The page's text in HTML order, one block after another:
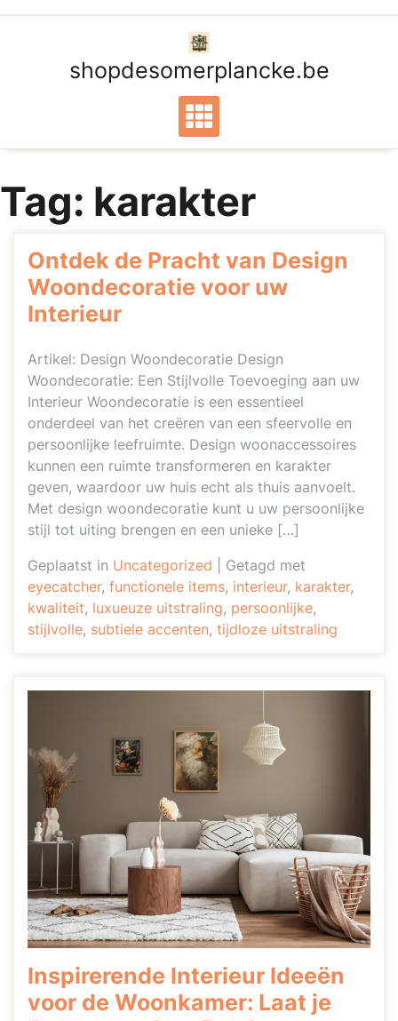
shopdesomerplancke.be
Tag: karakter
Ontdek de Pracht van Design
Woondecoratie voor uw
Interieur
Artikel: Design Woondecoratie Design
Woondecoratie: Een Stijlvolle Toevoeging aan uw
Interieur Woondecoratie is een essentieel
onderdeel van het creëren van een sfeervolle en
persoonlijke leefruimte. Design woonaccessoires
kunnen een ruimte transformeren en karakter
geven, waardoor uw huis echt als thuis aanvoelt.
Met design woondecoratie kunt u uw persoonlijke
stijl tot uiting brengen en een unieke […]
Geplaatst in Uncategorized
Getagd met
eyecatcher, functionele items, interieur, karakter,
kwaliteit, luxueuze uitstraling, persoonlijke,
stijlvolle, subtiele accenten, tijdloze uitstraling
Inspirerende Interieur Ideeën
voor de Woonkamer: Laat je